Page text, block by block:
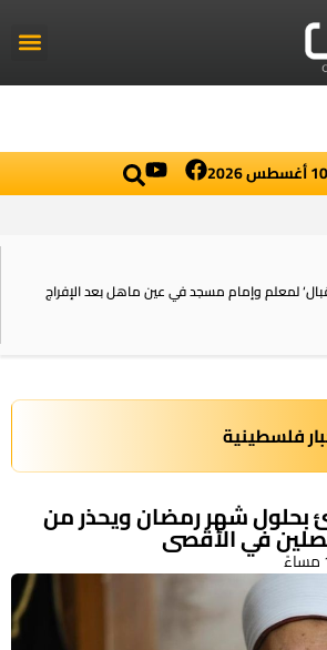
لمعلم وإمام مسجد في عين ماهل بعد الإفراج
فلسطينية
بحلول شهر رمضان ويحذر من
في الأقصى